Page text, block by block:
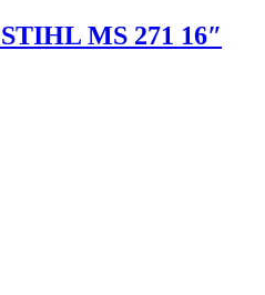
MS 271 16″